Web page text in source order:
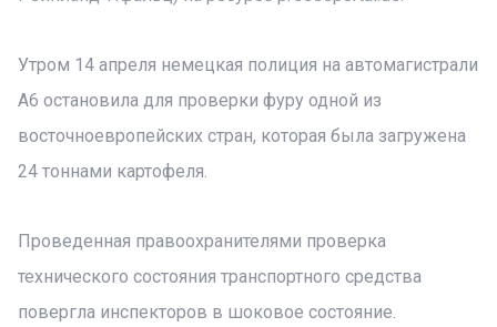
Утром 14 апреля немецкая полиция на автомагистрали
А6 остановила для проверки фуру одной из
восточноевропейских стран, которая была загружена
24 тоннами картофеля.
Проведенная правоохранителями проверка
технического состояния транспортного средства
повергла инспекторов в шоковое состояние.